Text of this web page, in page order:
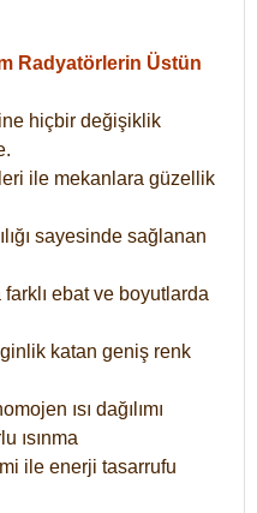
Radyatörlerin Üstün
hiçbir değişiklik
ile mekanlara güzellik
sayesinde sağlanan
ebat ve boyutlarda
katan geniş renk
ısı dağılımı
ısınma
ile enerji tasarrufu